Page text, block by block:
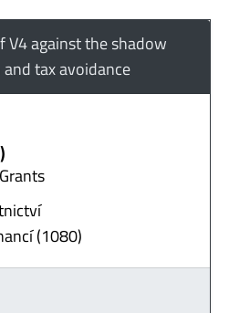
V4 against the shadow
tax avoidance
(1080)